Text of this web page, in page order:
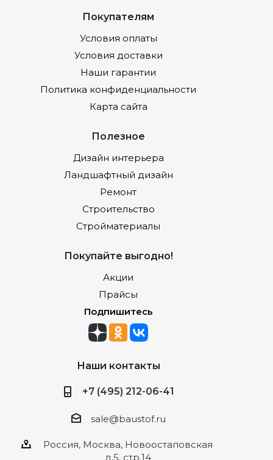
Покупателям
Условия оплаты
Условия доставки
Наши гарантии
Политика конфиденциальности
Карта сайта
Полезное
Дизайн интерьера
Ландшафтный дизайн
Ремонт
Строительство
Стройматериалы
Покупайте выгодно!
Акции
Прайсы
Подпишитесь
Наши контакты
+7 (495) 212-06-41
sale@baustof.ru
Россия, Москва, Новоостаповская
д.5, стр.14